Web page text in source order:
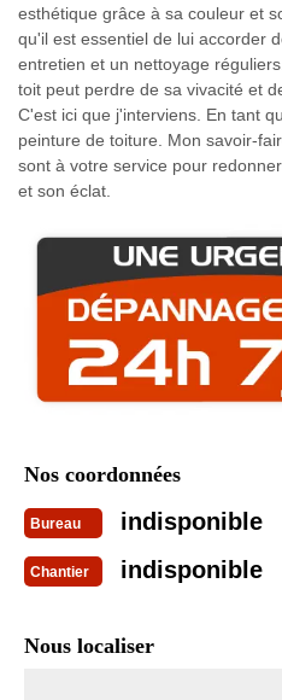
esthétique grâce à sa couleur et
qu'il est essentiel de lui accorder
entretien et un nettoyage
toit peut perdre de sa vivacité et
C'est ici que j'interviens. En tant
peinture de toiture. Mon savoir-
sont à votre service pour
et son éclat.
Nos coordonnées
Bureau indisponible
Chantier indisponible
Nous localiser